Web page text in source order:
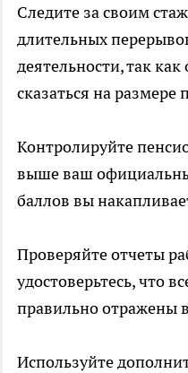
Следите за своим
длительных
деятельности, так
сказаться на размере
Контролируйте
выше ваш
баллов вы
Проверяйте отчеты
удостоверьтесь, что
правильно отражены
Используйте